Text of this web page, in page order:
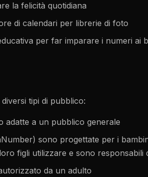
la felicità quotidiana
di calendari per librerie di foto
per far imparare i numeri ai
tipi di pubblico:
adatte a un pubblico generale
sono progettate per i
figli utilizzare e sono responsabili
da un adulto